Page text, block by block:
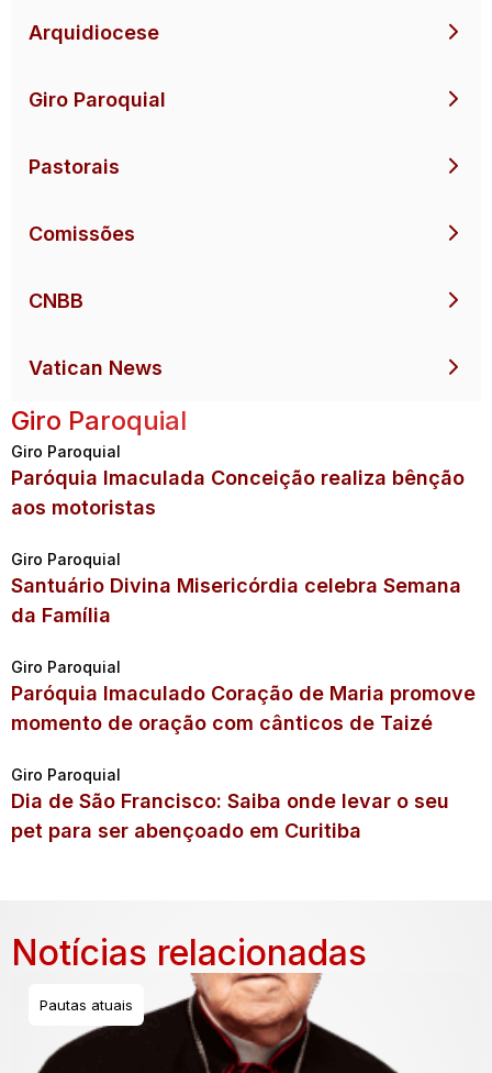
Arquidiocese
Giro Paroquial
Pastorais
Comissões
CNBB
Vatican News
Giro Paroquial
Giro Paroquial
Paróquia Imaculada Conceição realiza bênção
aos motoristas
Giro Paroquial
Santuário Divina Misericórdia celebra Semana
da Família
Giro Paroquial
Paróquia Imaculado Coração de Maria promove
momento de oração com cânticos de Taizé
Giro Paroquial
Dia de São Francisco: Saiba onde levar o seu
pet para ser abençoado em Curitiba
Notícias relacionadas
Pautas atuais